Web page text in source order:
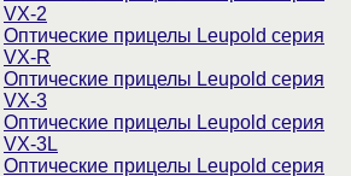
VX-2
Оптические прицелы Leupold серия
VX-R
Оптические прицелы Leupold серия
VX-3
Оптические прицелы Leupold серия
VX-3L
Оптические прицелы Leupold серия